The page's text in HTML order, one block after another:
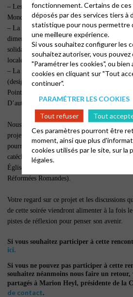
– Les avantages et les inconvénients selon
Mondiale de Prière
– La pertinence d’un projet qui vise à la fois
dimension de l’Eglise universelle, à
solidarité, et à faire une place aux enfants au
locale.
– La manière dont vous recevez les
(design et contenu du tract, propositions
PointKT…) et ce qu’il faudrait améliorer.
D’autres questions pourront évidemment
Nous tenons à préciser que cette rencontre
projet d’offrande est porté dans le cadre de la
pourra décider de son avenir, sur avis de la
catéchétiques qui rassemble des responsables
Églises partenaires du projet ainsi que de la
Réformées Romandes).
Votre regard sur ce projet et les discussions
de cette soirée viendront alimenter à la fois
pistes de réflexion pour penser son avenir.
Si vous souhaitez participer à cette
ici.
Si vous ne pouvez pas participer à cette
souhaitez néanmoins nous faire un retour,
partagés à Marion Heyl, présidente de la
de contact.
fonctionnement. Certains de
déposés par des services tiers à
statistique pour nous permettre
une meilleure expérience.
Si vous souhaitez configurer les
souhaitez autoriser, vous pouvez
"Paramétrer les cookies", ou
cookies en cliquant sur "Tout
continuer".
PARAMÉTRER LES COOKIES
Tout refuser
Tout
Ces paramètres pourront être
moment, ainsi que plus
cookies utilisés par le site, sur la
légales.